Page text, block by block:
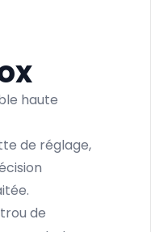
haute
de réglage,
de